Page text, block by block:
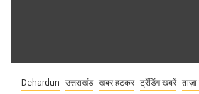
Dehardun उत्तराखंड खबर हटकर ट्रेंडिंग खबरें